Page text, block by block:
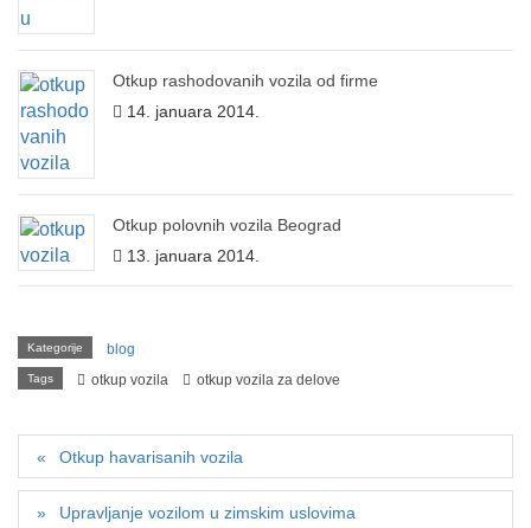
Otkup rashodovanih vozila od firme
14. januara 2014.
Otkup polovnih vozila Beograd
13. januara 2014.
Kategorije blog
Tags otkup vozila otkup vozila za delove
Otkup havarisanih vozila
Upravljanje vozilom u zimskim uslovima